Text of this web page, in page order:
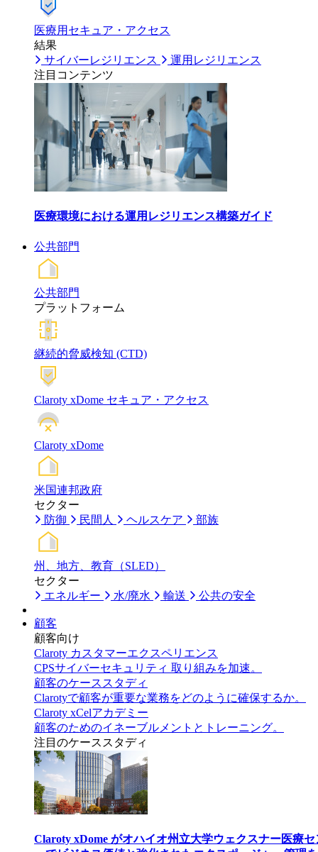
医療用セキュア・アクセス
結果
サイバーレジリエンス
運用レジリエンス
注目コンテンツ
医療環境における運用レジリエンス構築ガイド
公共部門
公共部門
プラットフォーム
継続的脅威検知 (CTD)
Claroty xDome セキュア・アクセス
Claroty xDome
米国連邦政府
セクター
防御
民間人 ヘルスケア 部族
州、地方、教育（SLED）
セクター
エネルギー
水/廃水 輸送 公共の安全
顧客
顧客向け
Claroty カスタマーエクスペリエンス
CPSサイバーセキュリティ 取り組みを加速。
顧客のケーススタディ
Clarotyで顧客が重要な業務をどのように確保するか。
Claroty xCelアカデミー
顧客のためのイネーブルメントとトレーニング。
注目のケーススタディ
Claroty xDome がオハイオ州立大学ウェクスナー医療セ